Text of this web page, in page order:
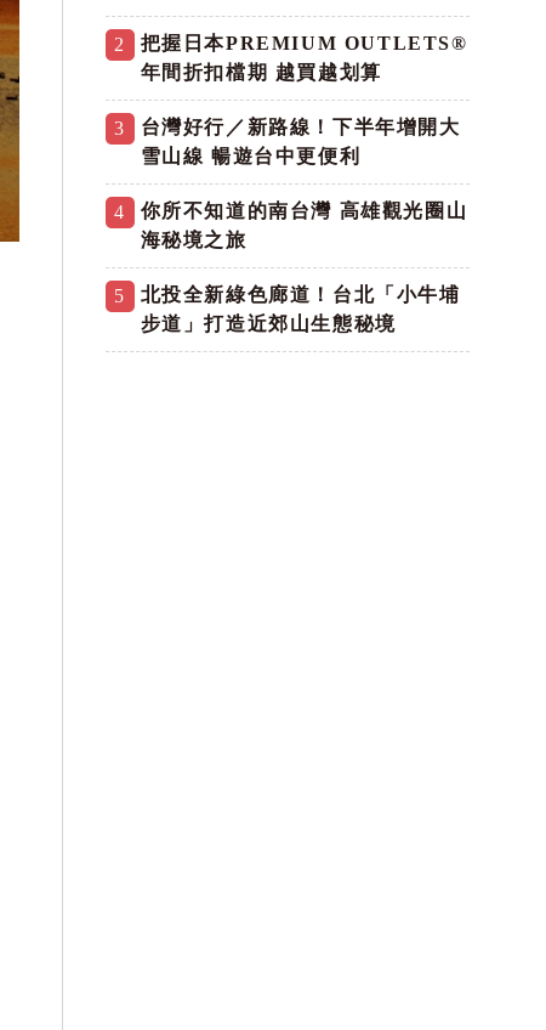
2
把握日本PREMIUM OUTLETS®
年間折扣檔期 越買越划算
3
台灣好行／新路線！下半年增開大
雪山線 暢遊台中更便利
4
你所不知道的南台灣 高雄觀光圈山
海秘境之旅
5
北投全新綠色廊道！台北「小牛埔
步道」打造近郊山生態秘境